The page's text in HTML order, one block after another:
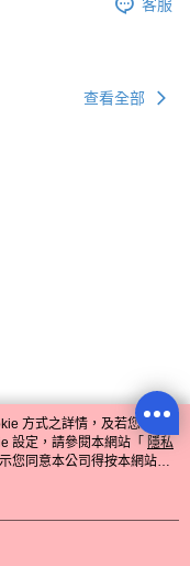
客服
查看全部
方式之詳情，及若您不希
設定，請參閱本網站「 隱私
您同意本公司得按本網站使